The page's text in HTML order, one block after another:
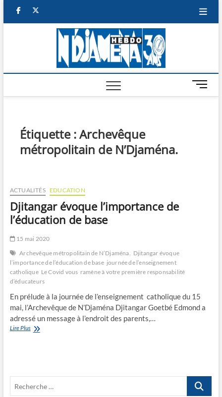
facebook
M
e
Étiquette :Archevêque
métropolitain de N’Djaména.
ACTUALITÉS EDUCATION
Djitangar évoque l’importance de
l’éducation de base
15 mai 2020
Archevêque métropolitain de N’Djaména. Djitangar évoque
l’importance de l’éducation de base journée de l’enseignement
catholique Le Covid vous ramène à votre première responsabilité
d’éducateurs
En prélude à la journée de l’enseignement catholique du 15
mai, l’Archevêque de N’Djaména Djitangar Goetbé Edmond a
adressé un message à l’endroit des parents,…
Lire PlusDjitangar
Recherche